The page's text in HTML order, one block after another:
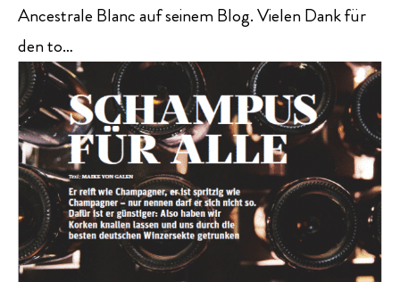
Ancestrale Blanc auf seinem Blog. Vielen Dank für
den to…